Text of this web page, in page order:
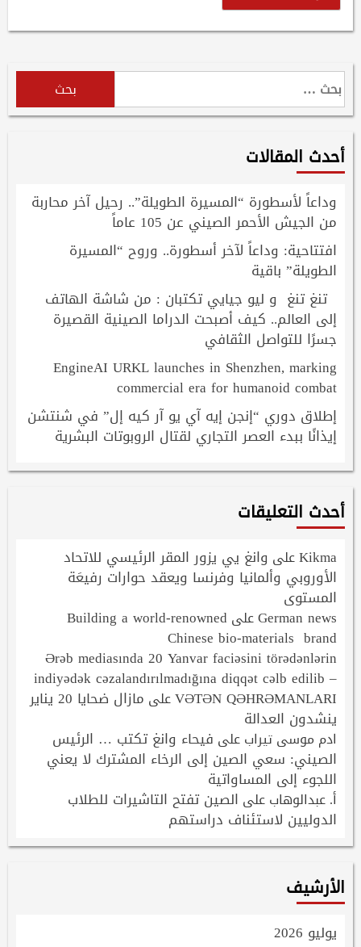
البحث
عن:
أحدث المقالات
وداعاً لأسطورة “المسيرة الطويلة”.. رحيل آخر محاربة
من الجيش الأحمر الصيني عن 105 عاماً
افتتاحية: وداعاً لآخر أسطورة.. وروح “المسيرة
الطويلة” باقية
تنغ تنغ و ليو جيايي تكتبان : من شاشة الهاتف
إلى العالم.. كيف أصبحت الدراما الصينية القصيرة
جسرًا للتواصل الثقافي
EngineAI URKL launches in Shenzhen, marking
commercial era for humanoid combat
إطلاق دوري “إنجن إيه آي يو آر كيه إل” في شنتشن
إيذانًا ببدء العصر التجاري لقتال الروبوتات البشرية
أحدث التعليقات
Kikmaعلى وانغ يي يزور المقر الرئيسي للاتحاد
الأوروبي وألمانيا وفرنسا ويعقد حوارات رفيعَة
المستوى
German newsعلى Building a world-renowned
Chinese bio-materials brand
Ərəb mediasında 20 Yanvar faciəsini törədənlərin
indiyədək cəzalandırılmadığına diqqət cəlb edilib –
VƏTƏN QƏHRƏMANLARIعلى مازال ضحايا 20 يناير
ينشدون العدالة
ادم موسى تيرابعلى فيحاء وانغ تكتب … الرئيس
الصيني: سعي الصين إلى الرخاء المشترك لا يعني
اللجوء إلى المساواتية
أ. عبدالوهابعلى الصين تفتح التاشيرات للطلاب
الدوليين لاستئناف دراستهم
الأرشيف
يوليو 2026